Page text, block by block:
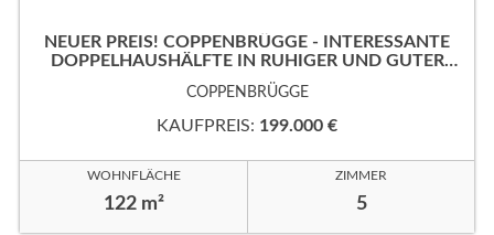
NEUER PREIS! COPPENBRÜGGE - INTERESSANTE
DOPPELHAUSHÄLFTE IN RUHIGER UND GUTER
WOHNLAGE!
COPPENBRÜGGE
KAUFPREIS: 199.000 €
WOHNFLÄCHE
122 m²
ZIMMER
5